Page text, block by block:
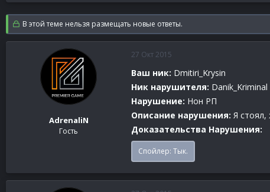
т
о
р
т
т
а
н
а
ч
а
л
а
В этой теме нельзя размещать новые ответы.
AdrenaliN
Гость
27 Окт 2015
Ваш ник: Dmitiri_Krysin
Ник нарушителя: Danik_Kriminal
Нарушение: Нон РП
Описание нарушения: Я стоял,
Доказательства Нарушения:
Спойлер: Тык.